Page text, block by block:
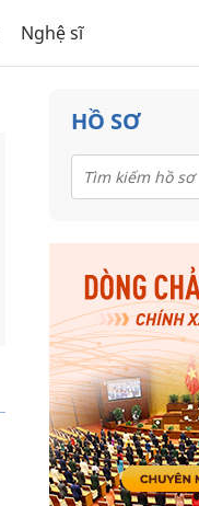
Nghệ sĩ
HỒ SƠ